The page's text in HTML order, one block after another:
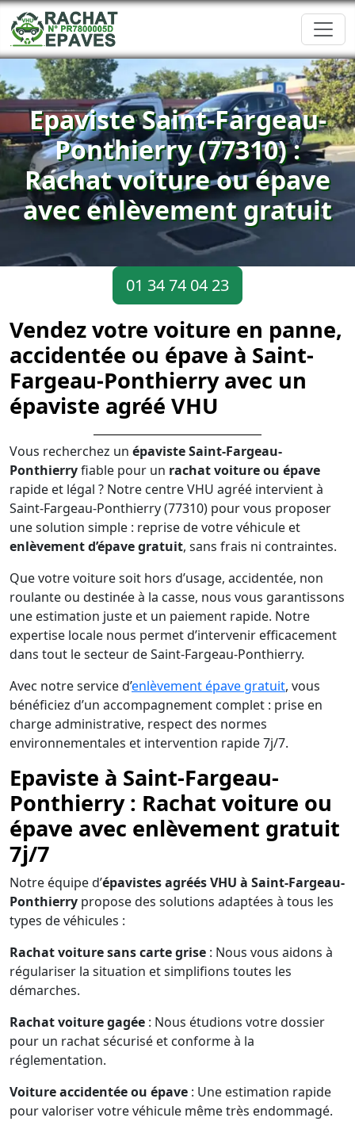
Epaviste Saint-Fargeau-
Ponthierry (77310) :
Rachat voiture ou épave
avec enlèvement gratuit
01 34 74 04 23
Vendez votre voiture en panne,
accidentée ou épave à Saint-
Fargeau-Ponthierry avec un
épaviste agréé VHU
Vous recherchez un épaviste Saint-Fargeau-
Ponthierryfiable pour un rachat voiture ou épave
rapide et légal ? Notre centre VHU agréé intervient à
Saint-Fargeau-Ponthierry (77310) pour vous proposer
une solution simple : reprise de votre véhicule et
enlèvement d’épave gratuit, sans frais ni contraintes.
Que votre voiture soit hors d’usage, accidentée, non
roulante ou destinée à la casse, nous vous garantissons
une estimation juste et un paiement rapide. Notre
expertise locale nous permet d’intervenir efficacement
dans tout le secteur de Saint-Fargeau-Ponthierry.
Avec notre service d’enlèvement épave gratuit, vous
bénéficiez d’un accompagnement complet : prise en
charge administrative, respect des normes
environnementales et intervention rapide 7j/7.
Epaviste à Saint-Fargeau-
Ponthierry : Rachat voiture ou
épave avec enlèvement gratuit
7j/7
Notre équipe d’épavistes agréés VHU à Saint-Fargeau-
Ponthierry propose des solutions adaptées à tous les
types de véhicules :
Rachat voiture sans carte grise : Nous vous aidons à
régulariser la situation et simplifions toutes les
démarches.
Rachat voiture gagée : Nous étudions votre dossier
pour un rachat sécurisé et conforme à la
réglementation.
Voiture accidentée ou épave : Une estimation rapide
pour valoriser votre véhicule même très endommagé.